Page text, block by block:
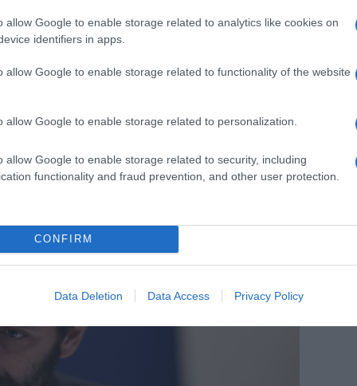
allow Google to enable storage related to analytics like cookies on
identifiers in apps.
allow Google to enable storage related to functionality of the website
allow Google to enable storage related to personalization.
allow Google to enable storage related to security, including
functionality and fraud prevention, and other user protection.
CONFIRM
Data Deletion Data Access Privacy Policy
μόνη αρμόδια να λύσει την
συναφθεί μεταξύ του Εθνικού
τεχνικού προσωπικού σύμφωνα με τα
Λειτουργίας του φορέα καθώς και
νομοθεσίας.